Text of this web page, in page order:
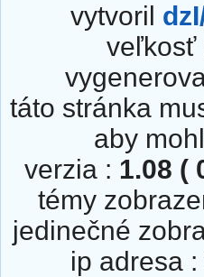
vytvoril
veľkosť
táto stránka
aby
verzia : 1.08 (
témy
jedinečné
ip adresa :